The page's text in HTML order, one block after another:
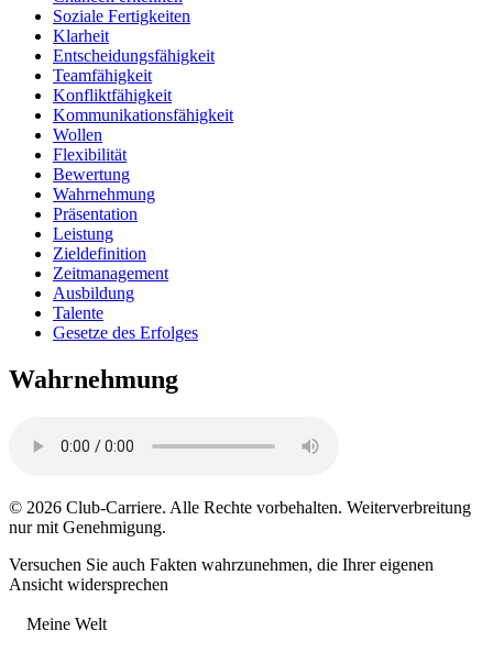
Soziale Fertigkeiten
Klarheit
Entscheidungsfähigkeit
Teamfähigkeit
Konfliktfähigkeit
Kommunikationsfähigkeit
Wollen
Flexibilität
Bewertung
Wahrnehmung
Präsentation
Leistung
Zieldefinition
Zeitmanagement
Ausbildung
Talente
Gesetze des Erfolges
Wahrnehmung
© 2026 Club-Carriere. Alle Rechte vorbehalten. Weiterverbreitung
nur mit Genehmigung.
Versuchen Sie auch Fakten wahrzunehmen, die Ihrer eigenen
Ansicht widersprechen
Meine Welt